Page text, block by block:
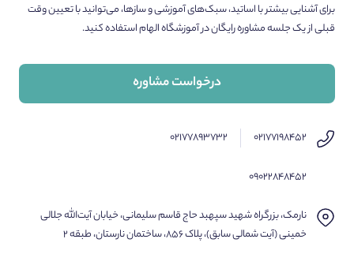
برای آشنایی بیشتر با اساتید، سبک‌های آموزشی و سازها، می‌توانید با تعیین وقت
قبلی از یک جلسه مشاوره رایگان در آموزشگاه الهام استفاده کنید.
درخواست مشاوره
۰۲۱۷۷۱۹۸۴۵۲ ۰۲۱۷۷۸۹۳۷۳۲
۰۹۰۲۲۸۴۸۴۵۲
نارمک، بزرگراه شهید سپهبد حاج قاسم سلیمانی، خیابان آیت‌الله جلالی
خمینی (آیت شمالی سابق)، پلاک ۸۵۶، ساختمان نارستان، طبقه ۲